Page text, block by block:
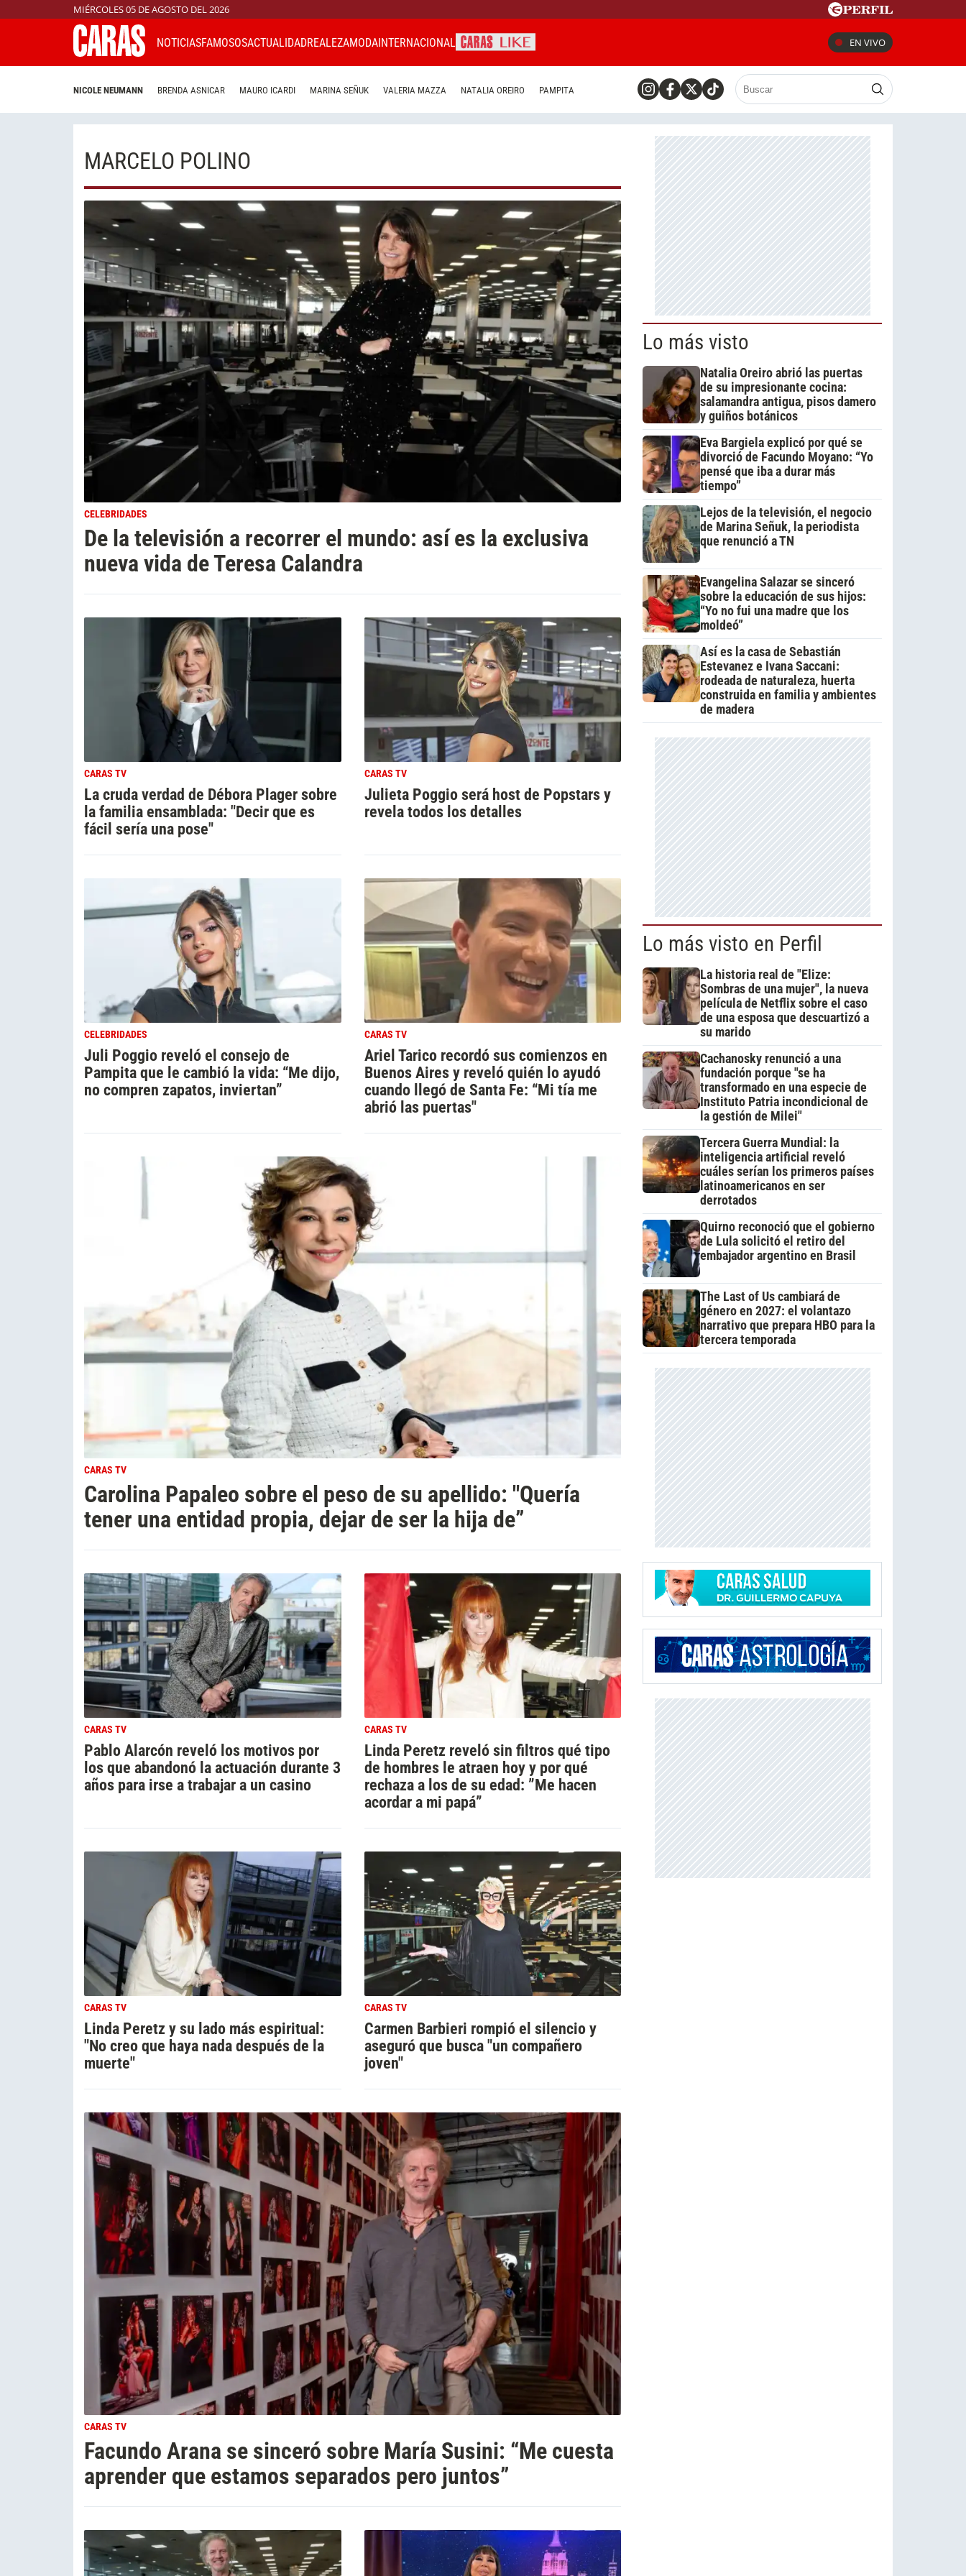
MIÉRCOLES 05 DE AGOSTO DEL 2026
NOTICIASFAMOSOSACTUALIDADREALEZAMODAINTERNACIONAL EN VIVO
NICOLE NEUMANN BRENDA ASNICAR MAURO ICARDI MARINA SEÑUK VALERIA MAZZA NATALIA OREIRO PAMPITA
MARCELO POLINO
CELEBRIDADES
De la televisión a recorrer el mundo: así es la exclusiva
nueva vida de Teresa Calandra
CARAS TV
La cruda verdad de Débora Plager sobre
la familia ensamblada: "Decir que es
fácil sería una pose"
CARAS TV
Julieta Poggio será host de Popstars y
revela todos los detalles
CELEBRIDADES
Juli Poggio reveló el consejo de
Pampita que le cambió la vida: “Me dijo,
no compren zapatos, inviertan”
CARAS TV
Ariel Tarico recordó sus comienzos en
Buenos Aires y reveló quién lo ayudó
cuando llegó de Santa Fe: “Mi tía me
abrió las puertas"
CARAS TV
Carolina Papaleo sobre el peso de su apellido: "Quería
tener una entidad propia, dejar de ser la hija de”
CARAS TV
Pablo Alarcón reveló los motivos por
los que abandonó la actuación durante 3
años para irse a trabajar a un casino
CARAS TV
Linda Peretz reveló sin filtros qué tipo
de hombres le atraen hoy y por qué
rechaza a los de su edad: ”Me hacen
acordar a mi papá”
CARAS TV
Linda Peretz y su lado más espiritual:
"No creo que haya nada después de la
muerte"
CARAS TV
Carmen Barbieri rompió el silencio y
aseguró que busca "un compañero
joven"
CARAS TV
Facundo Arana se sinceró sobre María Susini: “Me cuesta
aprender que estamos separados pero juntos”
Lo más visto
Natalia Oreiro abrió las puertas
de su impresionante cocina:
salamandra antigua, pisos damero
y guiños botánicos
Eva Bargiela explicó por qué se
divorció de Facundo Moyano: “Yo
pensé que iba a durar más
tiempo”
Lejos de la televisión, el negocio
de Marina Señuk, la periodista
que renunció a TN
Evangelina Salazar se sinceró
sobre la educación de sus hijos:
“Yo no fui una madre que los
moldeó”
Así es la casa de Sebastián
Estevanez e Ivana Saccani:
rodeada de naturaleza, huerta
construida en familia y ambientes
de madera
Lo más visto en Perfil
La historia real de "Elize:
Sombras de una mujer", la nueva
película de Netflix sobre el caso
de una esposa que descuartizó a
su marido
Cachanosky renunció a una
fundación porque "se ha
transformado en una especie de
Instituto Patria incondicional de
la gestión de Milei"
Tercera Guerra Mundial: la
inteligencia artificial reveló
cuáles serían los primeros países
latinoamericanos en ser
derrotados
Quirno reconoció que el gobierno
de Lula solicitó el retiro del
embajador argentino en Brasil
The Last of Us cambiará de
género en 2027: el volantazo
narrativo que prepara HBO para la
tercera temporada